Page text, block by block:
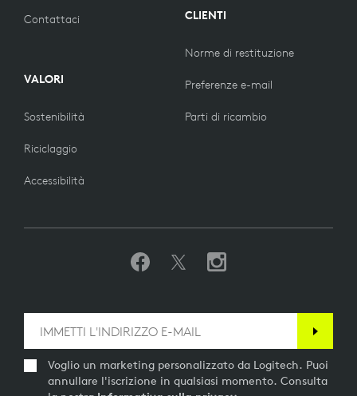
Contattaci
VALORI
Sostenibilità
Riciclaggio
Accessibilità
CLIENTI
Norme di restituzione
Preferenze e-mail
Parti di ricambio
Voglio un marketing personalizzato da Logitech. Puoi
annullare l'iscrizione in qualsiasi momento. Consulta